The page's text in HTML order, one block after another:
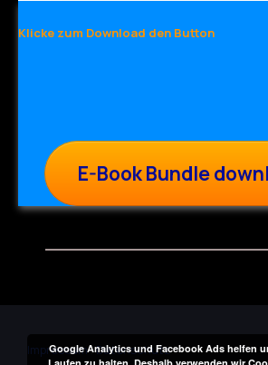
Klicke zum Download den Button
E-Book Bundle
ImpressumIDatenschutz
Google Analytics und Facebook Ads helfen